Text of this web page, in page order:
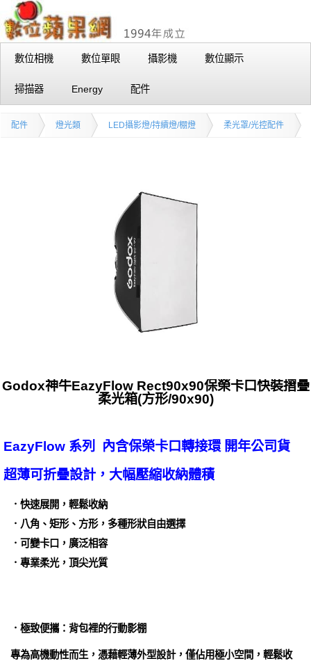
數位相機 數位單眼 攝影機 數位顯示
掃描器 Energy 配件
配件 燈光類 LED攝影燈/持續燈/棚燈 柔光罩/光控配件
Godox神牛EazyFlow Rect90x90保榮卡口快裝摺疊
柔光箱(方形/90x90)
EazyFlow 系列 內含保榮卡口轉接環 開年公司貨
超薄可折疊設計，大幅壓縮收納體積
．快速展開，輕鬆收納
．八角、矩形、方形，多種形狀自由選擇
．可變卡口，廣泛相容
．專業柔光，頂尖光質
．極致便攜：背包裡的行動影棚
專為高機動性而生，憑藉輕薄外型設計，僅佔用極小空間，輕鬆收